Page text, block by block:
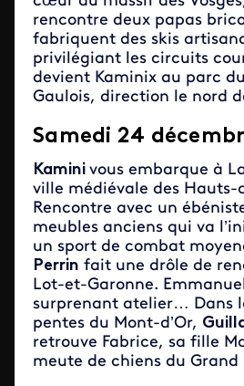
rencontre deux papas
fabriquent des skis
privilégiant les circuits
devient Kaminix au parc
Gaulois, direction le nord
Samedi 24
Kamini vous embarque à
ville médiévale des Hauts-
Rencontre avec un
meubles anciens qui va
un sport de combat
Perrin fait une drôle de
Lot-et-Garonne.
surprenant atelier… Dans
pentes du Mont-d’Or,
retrouve Fabrice, sa fille
meute de chiens du Grand